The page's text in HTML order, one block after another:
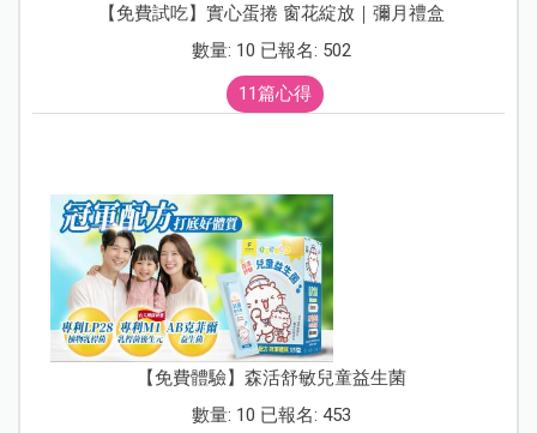
【免費試吃】實心蛋捲 窗花綻放｜彌月禮盒
數量: 10 已報名: 502
11篇心得
【免費體驗】森活舒敏兒童益生菌
數量: 10 已報名: 453